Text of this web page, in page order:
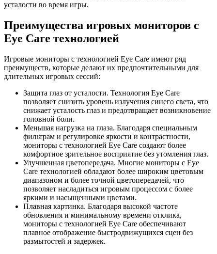
усталости во время игры.
Преимущества игровых мониторов с
Eye Care технологией
Игровые мониторы с технологией Eye Care имеют ряд
преимуществ, которые делают их предпочтительными для
длительных игровых сессий:
Защита глаз от усталости. Технология Eye Care
позволяет снизить уровень излучения синего света, что
снижает усталость глаз и предотвращает возникновение
головной боли.
Меньшая нагрузка на глаза. Благодаря специальным
фильтрам и регулировке яркости и контрастности,
мониторы с технологией Eye Care создают более
комфортное зрительное восприятие без утомления глаз.
Улучшенная цветопередача. Многие мониторы с Eye
Care технологией обладают более широким цветовым
диапазоном и более точной цветопередачей, что
позволяет насладиться игровым процессом с более
яркими и насыщенными цветами.
Плавная картинка. Благодаря высокой частоте
обновления и минимальному времени отклика,
мониторы с технологией Eye Care обеспечивают
плавное отображение быстродвижущихся сцен без
размытостей и задержек.